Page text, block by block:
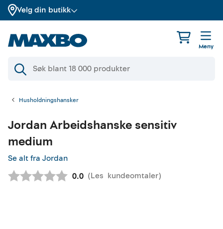
Velg din butikk
Meny
Husholdningshansker
Jordan Arbeidshanske sensitiv
medium
Se alt fra Jordan
Gjennomsnittskarakter:
0.0 (Les kundeomtaler)